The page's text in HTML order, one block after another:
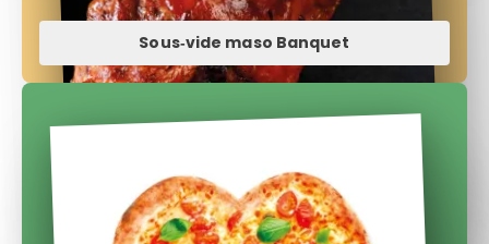
Sous‑vide maso Banquet